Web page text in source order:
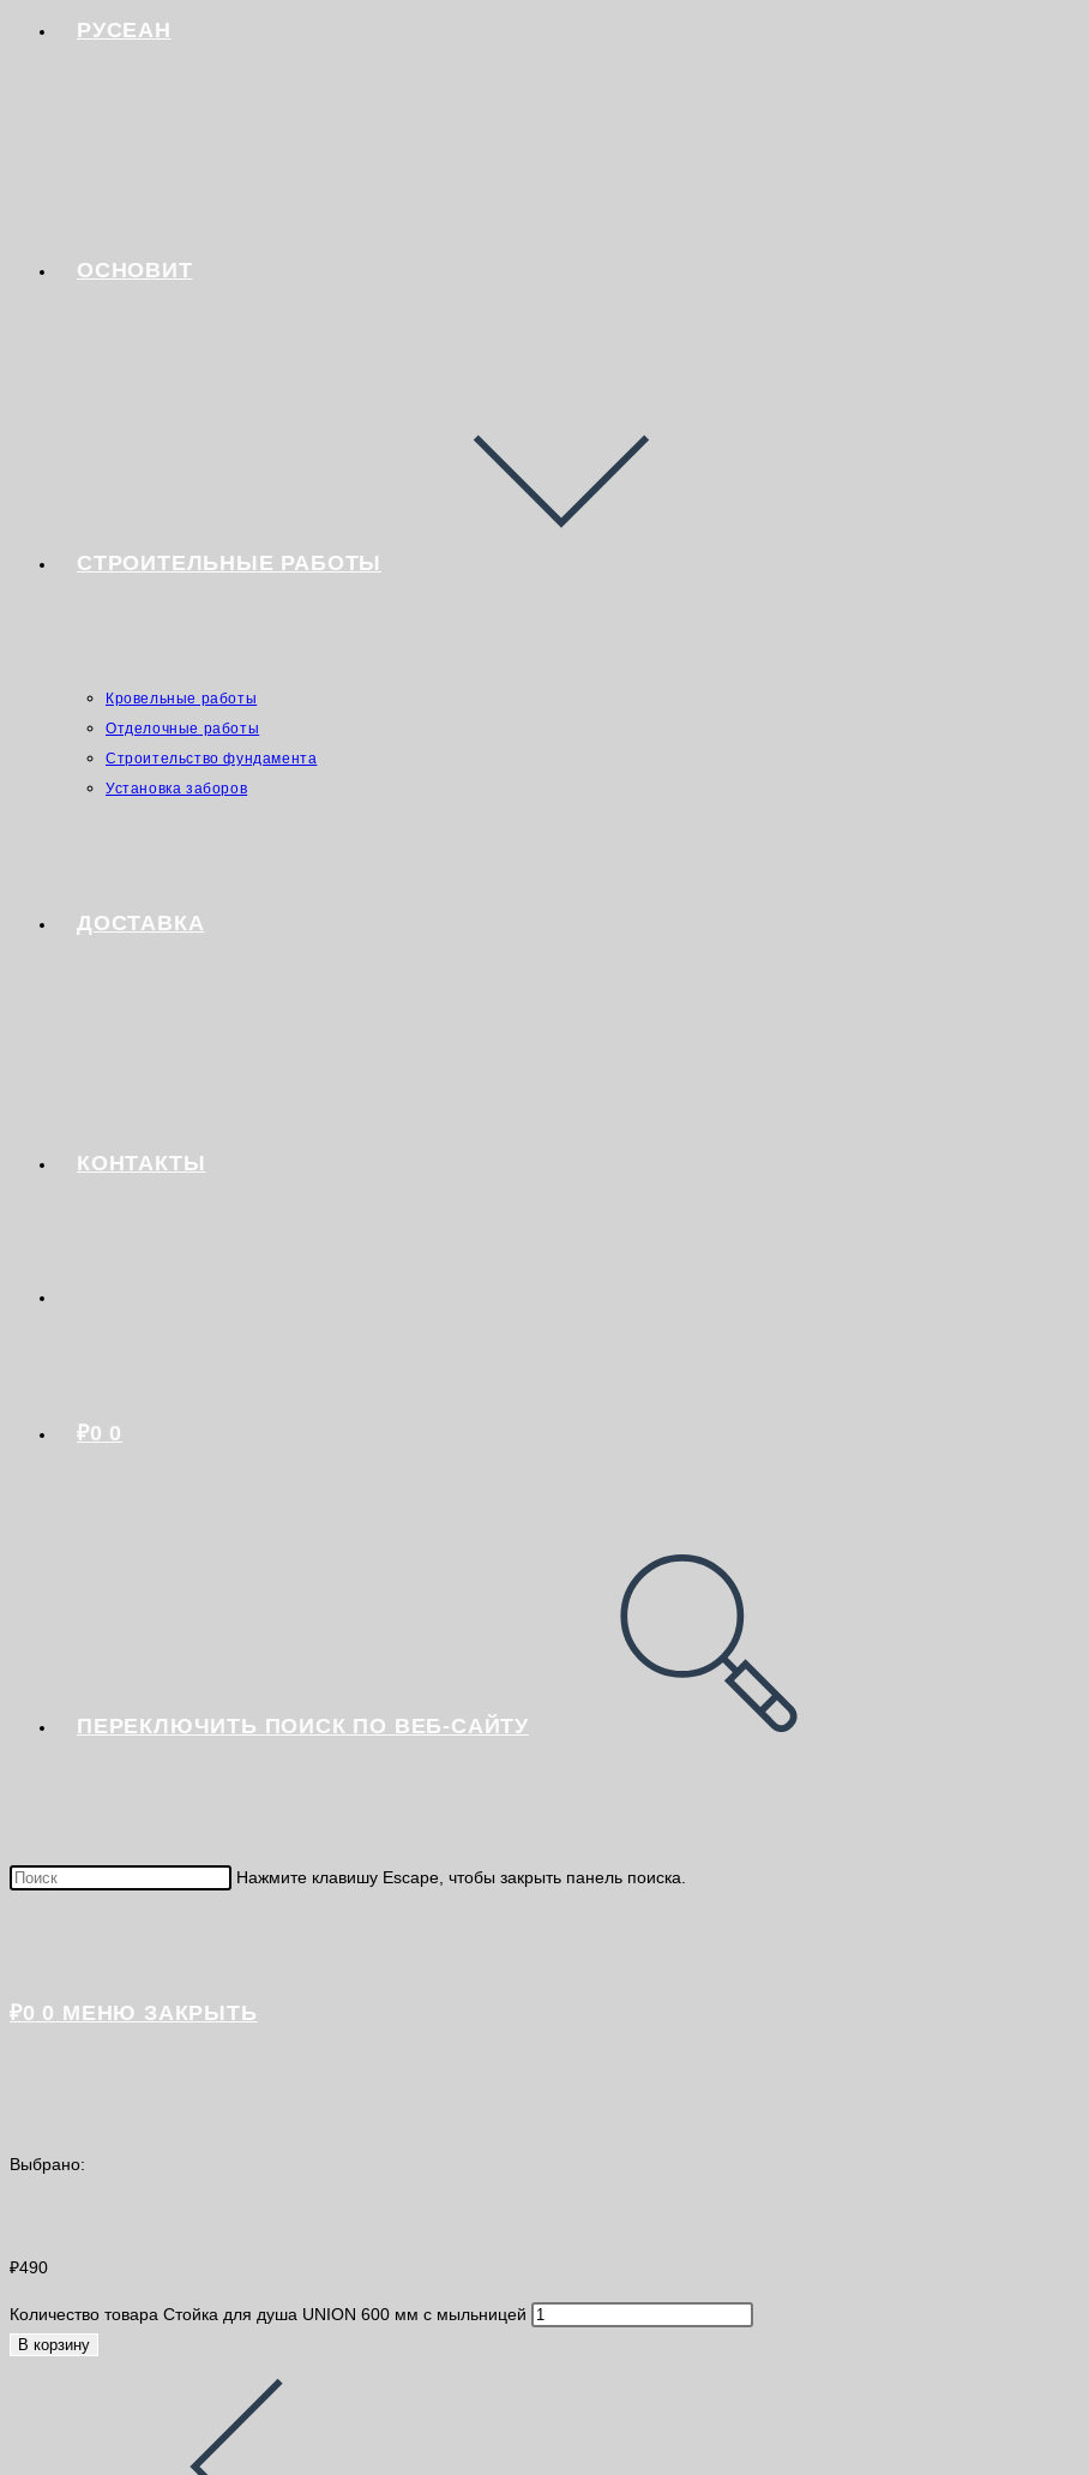
РУСЕАН
ОСНОВИТ
СТРОИТЕЛЬНЫЕ РАБОТЫ
Кровельные работы
Отделочные работы
Строительство фундамента
Установка заборов
ДОСТАВКА
КОНТАКТЫ
₽0 0
ПЕРЕКЛЮЧИТЬ ПОИСК ПО ВЕБ-САЙТУ
Нажмите клавишу Escape, чтобы закрыть панель поиска.
₽0 0 МЕНЮ ЗАКРЫТЬ
Выбрано:
₽490
Количество товара Стойка для душа UNION 600 мм с мыльницей
В корзину